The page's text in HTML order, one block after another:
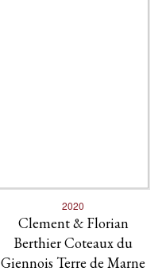
2020
Clement & Florian
Berthier Coteaux du
Giennois Terre de Marne